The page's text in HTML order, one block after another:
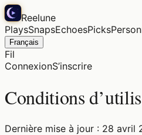
Reelune
PlaysSnapsEchoesPicks
Français
Fil
ConnexionS’inscrire
Conditions
Dernière mise à jour : 28 avril